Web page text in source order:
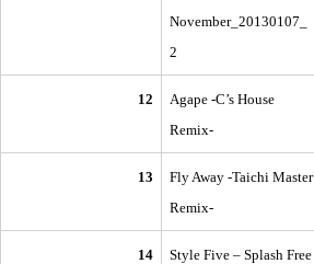
November_20130107_
2
12
Agape -C’s House
Remix-
13
Fly Away -Taichi Master
Remix-
14
Style Five – Splash Free